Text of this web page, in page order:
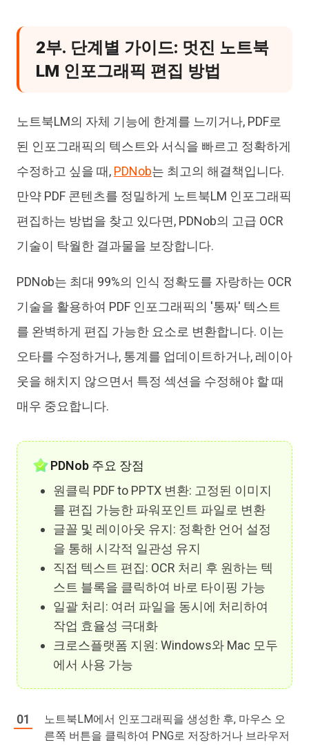
2부. 단계별 가이드: 멋진 노트북
LM 인포그래픽 편집 방법
노트북LM의 자체 기능에 한계를 느끼거나, PDF로
된 인포그래픽의 텍스트와 서식을 빠르고 정확하게
수정하고 싶을 때, PDNob는 최고의 해결책입니다.
만약 PDF 콘텐츠를 정밀하게 노트북LM 인포그래픽
편집하는 방법을 찾고 있다면, PDNob의 고급 OCR
기술이 탁월한 결과물을 보장합니다.
PDNob는 최대 99%의 인식 정확도를 자랑하는 OCR
기술을 활용하여 PDF 인포그래픽의 '통짜' 텍스트
를 완벽하게 편집 가능한 요소로 변환합니다. 이는
오타를 수정하거나, 통계를 업데이트하거나, 레이아
웃을 해치지 않으면서 특정 섹션을 수정해야 할 때
매우 중요합니다.
PDNob 주요 장점
원클릭 PDF to PPTX 변환: 고정된 이미지
를 편집 가능한 파워포인트 파일로 변환
글꼴 및 레이아웃 유지: 정확한 언어 설정
을 통해 시각적 일관성 유지
직접 텍스트 편집: OCR 처리 후 원하는 텍
스트 블록을 클릭하여 바로 타이핑 가능
일괄 처리: 여러 파일을 동시에 처리하여
작업 효율성 극대화
크로스플랫폼 지원: Windows와 Mac 모두
에서 사용 가능
노트북LM에서 인포그래픽을 생성한 후, 마우스 오
른쪽 버튼을 클릭하여 PNG로 저장하거나 브라우저